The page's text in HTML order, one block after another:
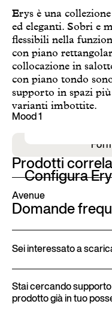
Erys è una
ed eleganti. Sobri e
flessibili nella
con piano
collocazione in
con piano tondo
supporto in spazi
varianti imbottite.
Mood 1
Configura
Prodotti
Avenue
Domande
Sei interessato a
i propri prodotti
Questo strumento
Stai cercando
prodotto già in tuo